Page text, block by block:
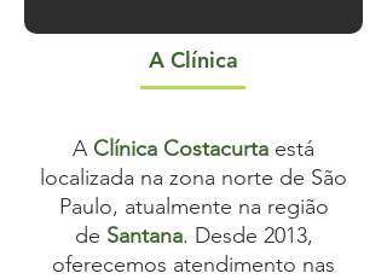
A Clínica
A Clínica Costacurta está
localizada na zona norte de São
Paulo, atualmente na região
de Santana. Desde 2013,
oferecemos atendimento nas